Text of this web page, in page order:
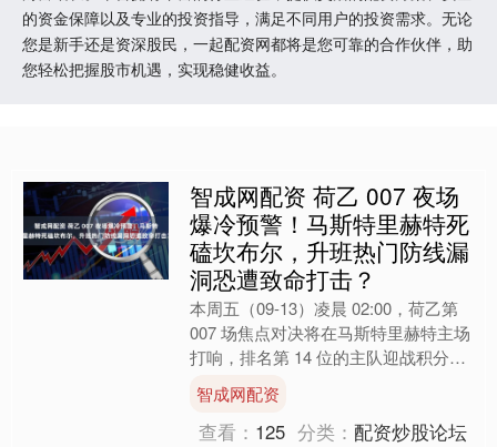
的资金保障以及专业的投资指导，满足不同用户的投资需求。无论
您是新手还是资深股民，一起配资网都将是您可靠的合作伙伴，助
您轻松把握股市机遇，实现稳健收益。
智成网配资 荷乙 007 夜场
爆冷预警！马斯特里赫特死
磕坎布尔，升班热门防线漏
洞恐遭致命打击？
本周五（09-13）凌晨 02:00，荷乙第
007 场焦点对决将在马斯特里赫特主场
打响，排名第 14 位的主队迎战积分榜
第 2 位的坎布尔。从核心数据来看，
马....
智成网配资
查看： 125 分类：配资炒股论坛